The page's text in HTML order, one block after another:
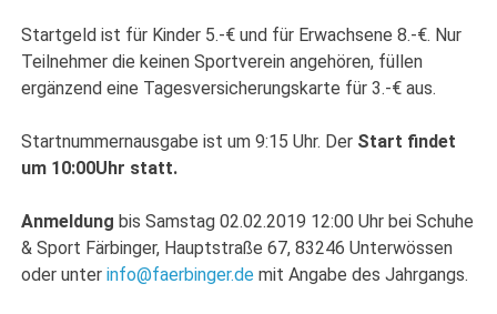
Startgeld ist für Kinder 5.-€ und für Erwachsene 8.-€. Nur
Teilnehmer die keinen Sportverein angehören, füllen
ergänzend eine Tagesversicherungskarte für 3.-€ aus.
Startnummernausgabe ist um 9:15 Uhr. Der Start findet
um 10:00Uhr statt.
Anmeldung bis Samstag 02.02.2019 12:00 Uhr bei Schuhe
& Sport Färbinger, Hauptstraße 67, 83246 Unterwössen
oder unterinfo@faerbinger.de mit Angabe des Jahrgangs.